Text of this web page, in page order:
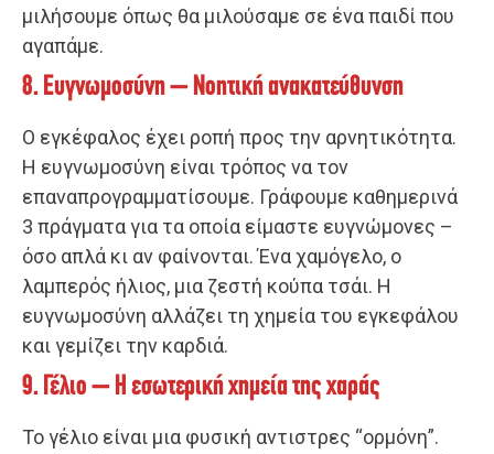
μιλήσουμε όπως θα μιλούσαμε σε ένα παιδί που
αγαπάμε.
8. Ευγνωμοσύνη – Νοητική ανακατεύθυνση
Ο εγκέφαλος έχει ροπή προς την αρνητικότητα.
Η ευγνωμοσύνη είναι τρόπος να τον
επαναπρογραμματίσουμε. Γράφουμε καθημερινά
3 πράγματα για τα οποία είμαστε ευγνώμονες –
όσο απλά κι αν φαίνονται. Ένα χαμόγελο, ο
λαμπερός ήλιος, μια ζεστή κούπα τσάι. Η
ευγνωμοσύνη αλλάζει τη χημεία του εγκεφάλου
και γεμίζει την καρδιά.
9. Γέλιο – Η εσωτερική χημεία της χαράς
Το γέλιο είναι μια φυσική αντιστρες “ορμόνη”.